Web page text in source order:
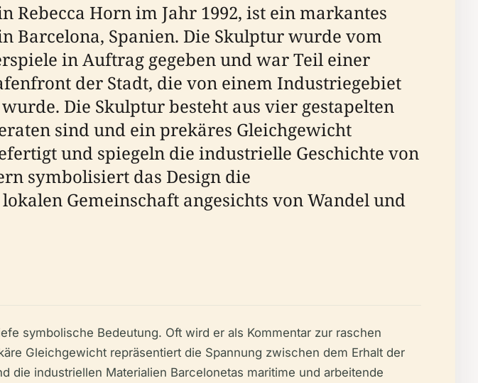
Rebecca Horn im Jahr 1992, ist ein markantes
Barcelona, Spanien. Die Skulptur wurde vom
in Auftrag gegeben und war Teil einer
der Stadt, die von einem Industriegebiet
Die Skulptur besteht aus vier gestapelten
sind und ein prekäres Gleichgewicht
und spiegeln die industrielle Geschichte von
symbolisiert das Design die
Gemeinschaft angesichts von Wandel und
symbolische Bedeutung. Oft wird er als Kommentar zur raschen
Gleichgewicht repräsentiert die Spannung zwischen dem Erhalt der
die industriellen Materialien Barcelonetas maritime und arbeitende